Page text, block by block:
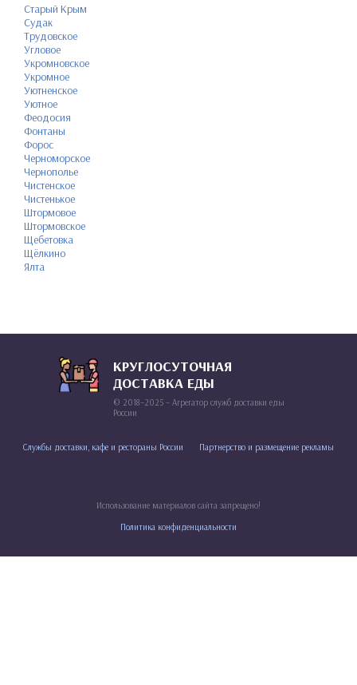
Старый Крым
Судак
Трудовское
Угловое
Укромновское
Укромное
Уютненское
Уютное
Феодосия
Фонтаны
Форос
Черноморское
Чернополье
Чистенское
Чистенькое
Штормовое
Штормовское
Щебетовка
Щёлкино
Ялта
КРУГЛОСУТОЧНАЯ
ДОСТАВКА ЕДЫ
© 2018–2025 – Агрегатор служб доставки еды
России
Службы доставки, кафе и рестораны России Партнерство и размещение рекламы
Использование материалов сайта запрещено!
Политика конфиденциальности